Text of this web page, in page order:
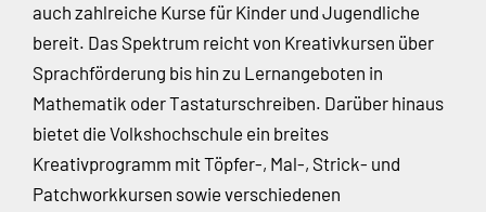
auch zahlreiche Kurse für Kinder und Jugendliche
bereit. Das Spektrum reicht von Kreativkursen über
Sprachförderung bis hin zu Lernangeboten in
Mathematik oder Tastaturschreiben. Darüber hinaus
bietet die Volkshochschule ein breites
Kreativprogramm mit Töpfer-, Mal-, Strick- und
Patchworkkursen sowie verschiedenen